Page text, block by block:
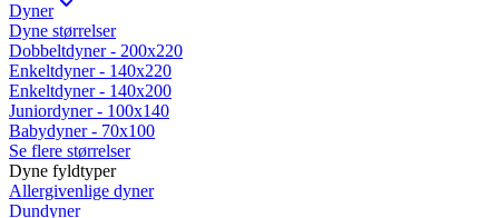
Dyner
Dyne størrelser
Dobbeltdyner - 200x220
Enkeltdyner - 140x220
Enkeltdyner - 140x200
Juniordyner - 100x140
Babydyner - 70x100
Se flere størrelser
Dyne fyldtyper
Allergivenlige dyner
Dundyner